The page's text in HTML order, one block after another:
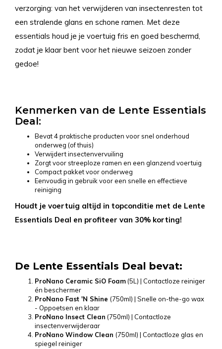
verzorging: van het verwijderen van insectenresten tot
een stralende glans en schone ramen. Met deze
essentials houd je je voertuig fris en goed beschermd,
zodat je klaar bent voor het nieuwe seizoen zonder
gedoe!
Kenmerken van de Lente Essentials
Deal:
Bevat 4 praktische producten voor snel onderhoud
onderweg (of thuis)
Verwijdert insectenvervuiling
Zorgt voor streeploze ramen en een glanzend voertuig
Compact pakket voor onderweg
Eenvoudig in gebruik voor een snelle en effectieve
reiniging
Houdt je voertuig altijd in topconditie met de Lente
Essentials Deal en profiteer van 30% korting!
De Lente Essentials Deal bevat:
ProNano Ceramic SiO Foam (5L) | Contactloze reiniger
én beschermer
ProNano Fast 'N Shine (750ml) | Snelle on-the-go wax
- Oppoetsen en klaar
ProNano Insect Clean (750ml) | Contactloze
insectenverwijderaar
ProNano Window Clean (750ml) | Contactloze glas en
spiegel reiniger